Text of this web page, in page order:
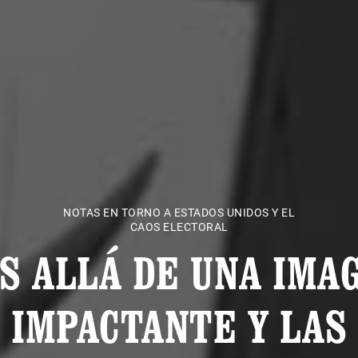
NOTAS EN TORNO A ESTADOS UNIDOS Y EL
CAOS ELECTORAL
ALLÁ DE UNA
IMPACTANTE Y LAS